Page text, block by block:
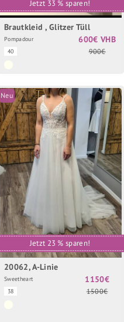
Jetzt 33 % sparen!
Brautkleid , Glitzer Tüll
Pompadour
40
600€ VHB
900€
Neu
Jetzt 23 % sparen!
20062, A-Linie
Sweetheart
38
1150€
1500€